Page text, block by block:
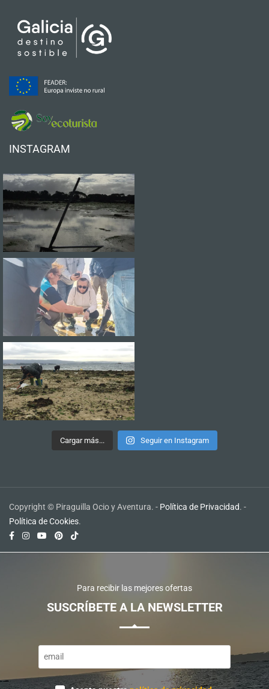
INSTAGRAM
Cargar más... Seguir en Instagram
Copyright © Piraguilla Ocio y Aventura. - Política de Privacidad. -
Política de Cookies.
Para recibir las mejores ofertas
SUSCRÍBETE A LA NEWSLETTER
Website
URL *